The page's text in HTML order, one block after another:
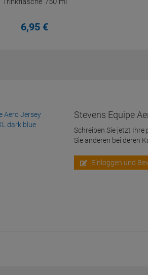
6,95 €
Stevens Equipe
Schreiben Sie jetzt
Sie anderen bei deren
Einloggen und